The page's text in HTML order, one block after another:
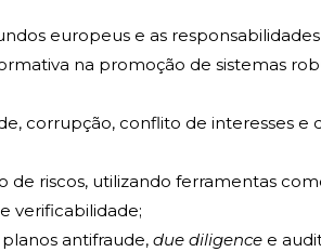
europeus e as responsabilidades
na promoção de sistemas
corrupção, conflito de interesses e
de riscos, utilizando ferramentas
verificabilidade;
antifraude, due diligence e